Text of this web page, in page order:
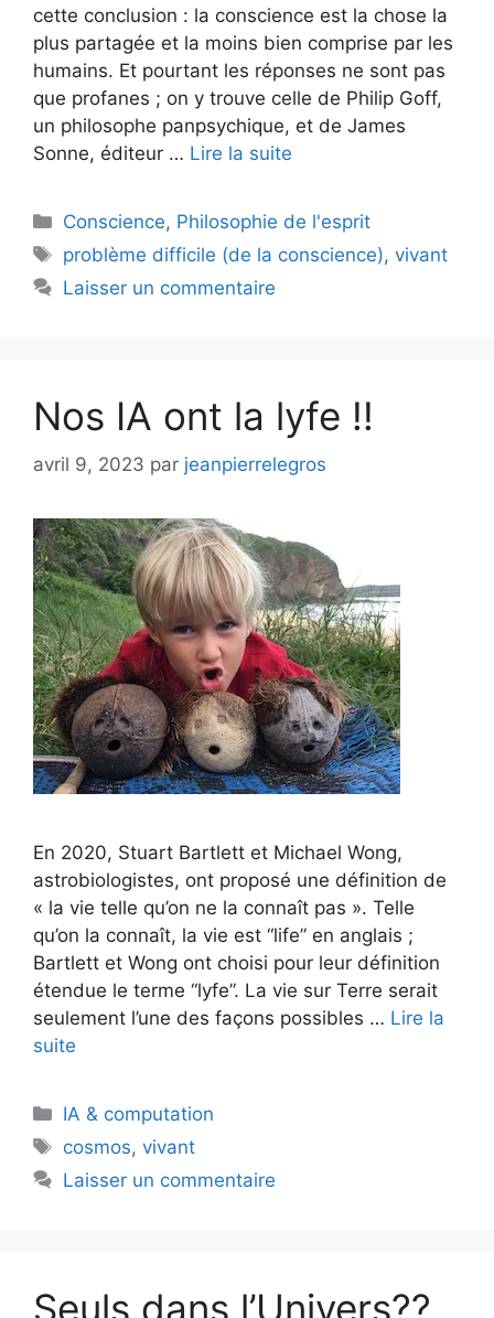
cette conclusion : la conscience est la chose la
plus partagée et la moins bien comprise par les
humains. Et pourtant les réponses ne sont pas
que profanes ; on y trouve celle de Philip Goff,
un philosophe panpsychique, et de James
Sonne, éditeur … Lire la suite
Catégories
Conscience, Philosophie de l'esprit
Étiquettes
problème difficile (de la conscience),vivant
Laisser un commentaire
Nos IA ont la lyfe !!
avril 9, 2023 par jeanpierrelegros
En 2020, Stuart Bartlett et Michael Wong,
astrobiologistes, ont proposé une définition de
« la vie telle qu’on ne la connaît pas ». Telle
qu’on la connaît, la vie est “life” en anglais ;
Bartlett et Wong ont choisi pour leur définition
étendue le terme “lyfe”. La vie sur Terre serait
seulement l’une des façons possibles … Lire la
suite
Catégories
IA & computation
Étiquettes
cosmos,vivant
Laisser un commentaire
Seuls dans l’Univers??